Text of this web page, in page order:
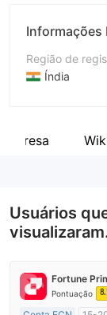
Informações
Região de
Índia
Empresa
Usuários
Pontuação